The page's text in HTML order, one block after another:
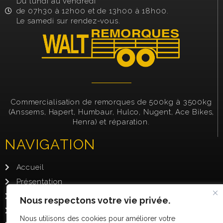
Nous respectons votre vie privée.
Nous utilisons des cookies pour améliorer votre
de 07h30 à 12h00 et de 13h00 à 18h00.
Le samedi sur rendez-vous.
Commercialisation de remorques de 500kg à 3500kg
(Anssems, Hapert, Humbaur, Hulco, Nugent, Ace Bikes,
Henra) et réparation.
NAVIGATION
Accueil
Présentation
Nos occasions